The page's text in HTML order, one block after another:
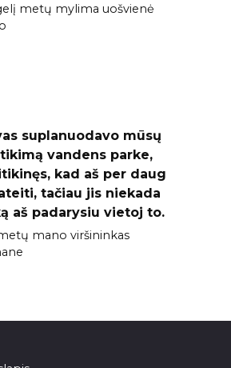
metų mylima uošvienė
suplanuodavo mūsų
vandens parke,
kad aš per daug
tačiau jis niekada
aš padarysiu vietoj to.
mano viršininkas